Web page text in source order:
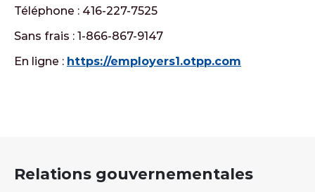
Téléphone : 416-227-7525
Sans frais : 1-866-867-9147
En ligne : https://employers1.otpp.com
Relations gouvernementales